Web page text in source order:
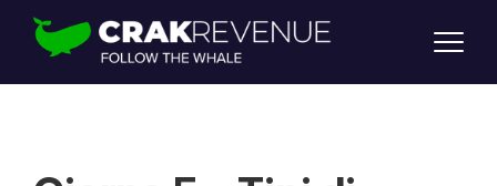
SUPPORT
LOGIN